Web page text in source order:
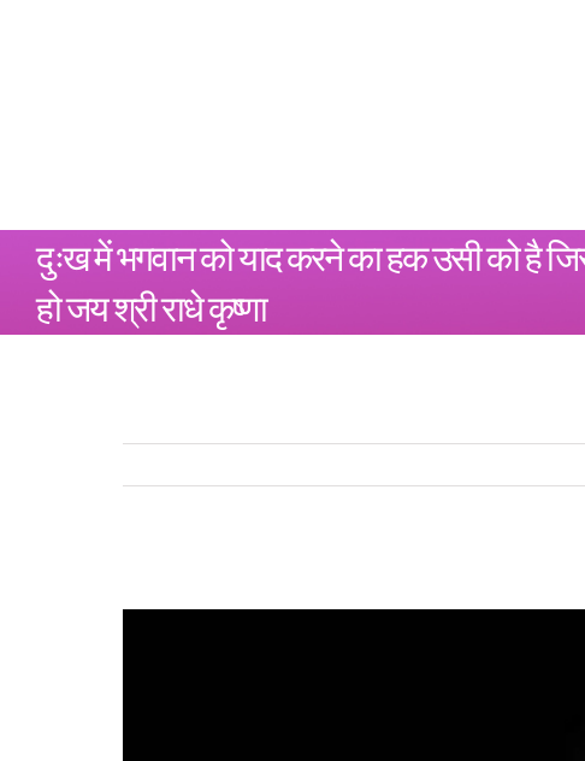
दुःख में भगवान को याद करने का हक उसी को है
हो जय श्री राधे कृष्णा